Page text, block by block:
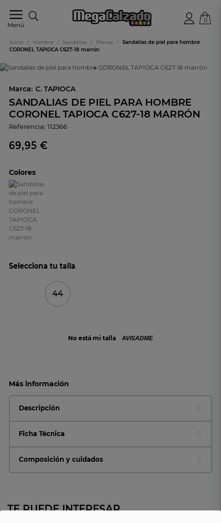
Menú
online
0
Inicio / Hombre / Sandalias / Planas /
Sandalias de piel para hombre
CORONEL TAPIOCA C627-18 marrón
Marca: C. TAPIOCA
SANDALIAS DE PIEL PARA HOMBRE
CORONEL TAPIOCA C627-18 MARRÓN
Referencia: 112366
69,95 €
Colores
Selecciona tu talla
44
No está mi talla AVISADME
Más información
Descripción
Ficha Técnica
Composición y cuidados
TE PUEDE INTERESAR